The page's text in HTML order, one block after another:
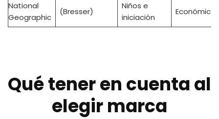
National
Geographic
(Bresser)
Niños e
iniciación
Económico
Qué tener en cuenta al
elegir marca